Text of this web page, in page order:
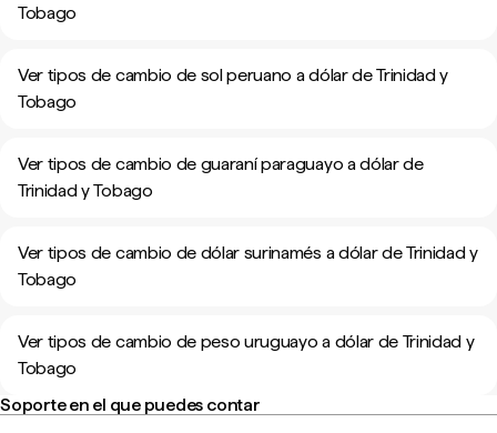
Tobago
Ver tipos de cambio de sol peruano a dólar de Trinidad y
Tobago
Ver tipos de cambio de guaraní paraguayo a dólar de
Trinidad y Tobago
Ver tipos de cambio de dólar surinamés a dólar de Trinidad y
Tobago
Ver tipos de cambio de peso uruguayo a dólar de Trinidad y
Tobago
Soporte en el que puedes contar